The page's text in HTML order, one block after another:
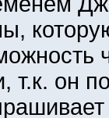
т.к. он